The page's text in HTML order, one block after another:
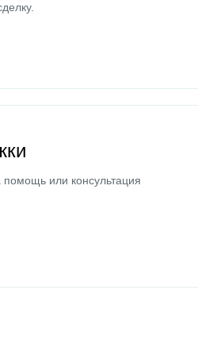
или консультация